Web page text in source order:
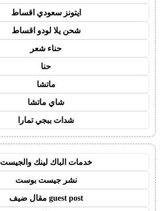
ايتونز سعودي اقساط
شحن يلا لودو اقساط
حناء شعر
حنا
ماتشا
شاي ماتشا
شدات ببجي تمارا
خدمات الباك لينك والجيست
نشر جيست بوست
guest post مقال ضيف